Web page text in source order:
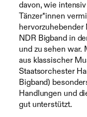
davon, wie
Tänzer*innen
hervorzuhebender
NDR Bigband in
und zu sehen war.
aus klassischer
Staatsorchester
Bigband)
Handlungen und
gut unterstützt.